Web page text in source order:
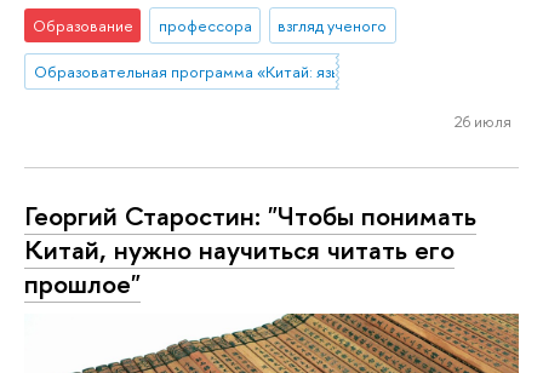
Образование профессора взгляд ученого
Образовательная программа «Китай: язык, культура, общество»
26 июля
Георгий Старостин: "Чтобы понимать
Китай, нужно научиться читать его
прошлое"